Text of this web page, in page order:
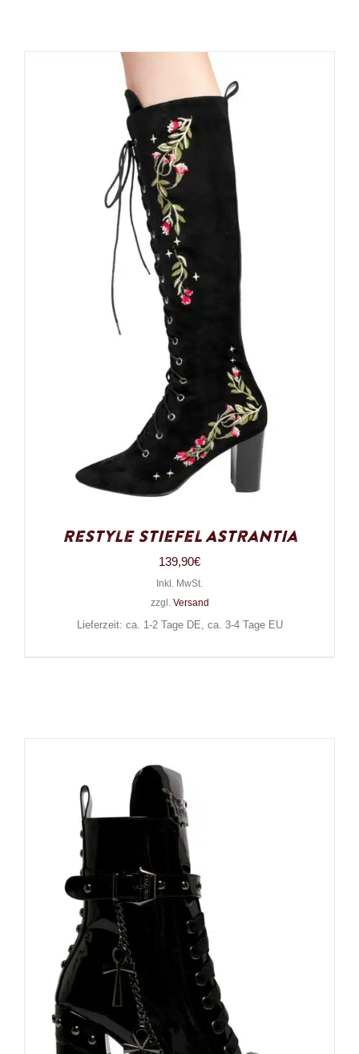
Restyle Stiefel Astrantia
139,90€
Inkl. MwSt.
zzgl. Versand
Lieferzeit: ca. 1-2 Tage DE, ca. 3-4 Tage EU